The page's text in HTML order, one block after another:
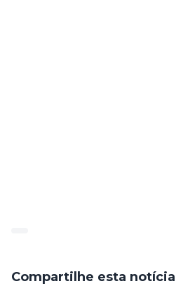
Compartilhe esta notícia